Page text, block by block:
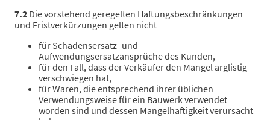
7.2 Die vorstehend geregelten Haftungsbeschränkungen
und Fristverkürzungen gelten nicht
für Schadensersatz- und
Aufwendungsersatzansprüche des Kunden,
für den Fall, dass der Verkäufer den Mangel arglistig
verschwiegen hat,
für Waren, die entsprechend ihrer üblichen
Verwendungsweise für ein Bauwerk verwendet
worden sind und dessen Mangelhaftigkeit verursacht